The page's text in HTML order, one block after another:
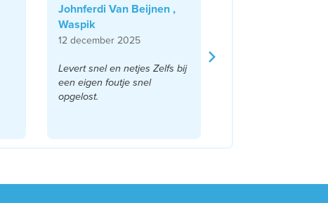
Johnferdi Van Beijnen ,
Waspik
12 december 2025
Levert snel en netjes Zelfs bij
een eigen foutje snel
opgelost.